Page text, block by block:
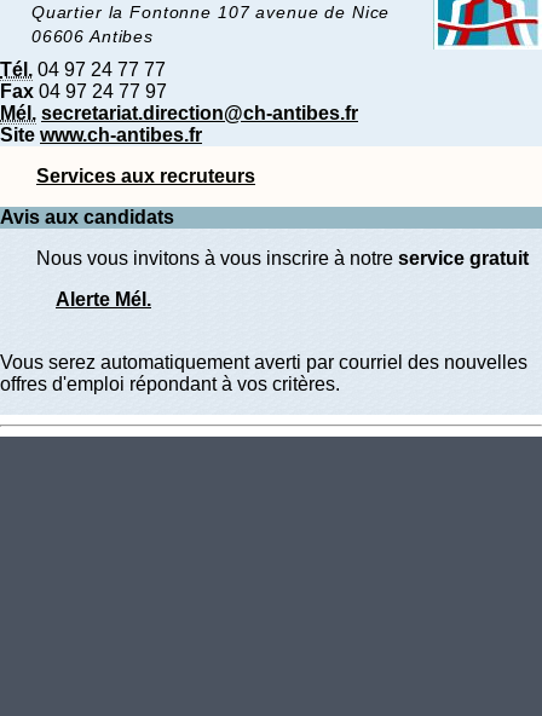
Quartier la Fontonne 107 avenue de Nice
06606 Antibes
Tél. 04 97 24 77 77
Fax 04 97 24 77 97
Mél. secretariat.direction@ch-antibes.fr
Site www.ch-antibes.fr
Services aux recruteurs
Avis aux candidats
Nous vous invitons à vous inscrire à notre service gratuit
Alerte Mél.
Vous serez automatiquement averti par courriel des nouvelles
offres d'emploi répondant à vos critères.